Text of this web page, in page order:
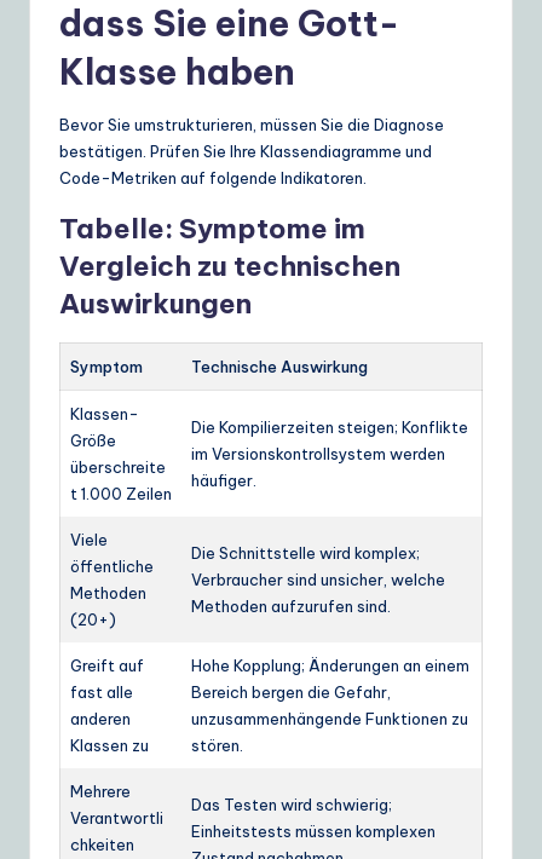
dass Sie eine Gott-
Klasse haben
Bevor Sie umstrukturieren, müssen Sie die Diagnose
bestätigen. Prüfen Sie Ihre Klassendiagramme und
Code-Metriken auf folgende Indikatoren.
Tabelle: Symptome im
Vergleich zu technischen
Auswirkungen
Symptom Technische Auswirkung
Klassen-
Größe
überschreite
t 1.000 Zeilen
Die Kompilierzeiten steigen; Konflikte
im Versionskontrollsystem werden
häufiger.
Viele
öffentliche
Methoden
(20+)
Die Schnittstelle wird komplex;
Verbraucher sind unsicher, welche
Methoden aufzurufen sind.
Greift auf
fast alle
anderen
Klassen zu
Hohe Kopplung; Änderungen an einem
Bereich bergen die Gefahr,
unzusammenhängende Funktionen zu
stören.
Mehrere
Verantwortli
chkeiten
Das Testen wird schwierig;
Einheitstests müssen komplexen